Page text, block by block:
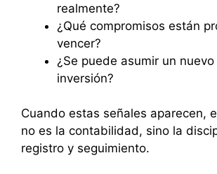
realmente?
¿Qué compromisos están
vencer?
¿Se puede asumir un
inversión?
Cuando estas señales aparecen,
no es la contabilidad, sino la
registro y seguimiento.